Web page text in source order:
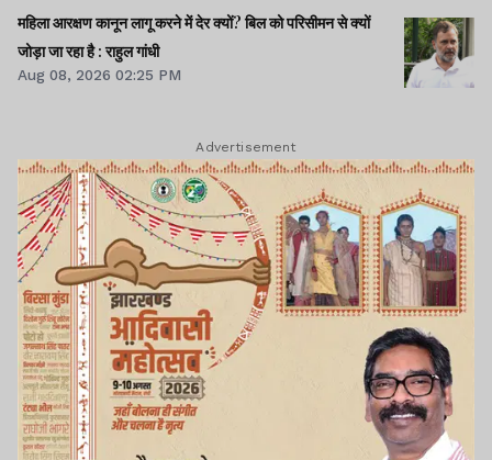
महिला आरक्षण कानून लागू करने में देर क्यों? बिल को परिसीमन से क्यों
जोड़ा जा रहा है : राहुल गांधी
Aug 08, 2026 02:25 PM
Advertisement